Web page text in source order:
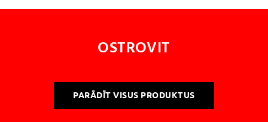
OSTROVIT
PARĀDĪT VISUS PRODUKTUS